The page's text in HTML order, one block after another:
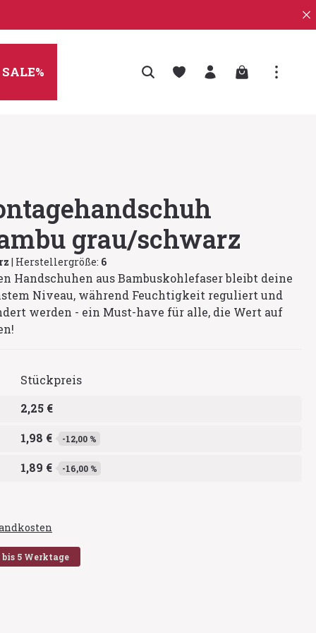
SALE% Warenkorb
grau/schwarz
| Herstellergröße: 6
Handschuhen aus Bambuskohlefaser bleibt deine
Niveau, während Feuchtigkeit reguliert und
werden - ein Must-have für alle, die Wert auf
Stückpreis
2,25 €
1,98 € -12,00 %
1,89 € -16,00 %
5 Werktage